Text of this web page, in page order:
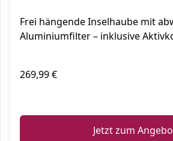
Aktivkohlefilter Edelstahl
Frei hängende Inselhaube mit
Aluminiumfilter – inklusive
269,99 €
Jetzt zum